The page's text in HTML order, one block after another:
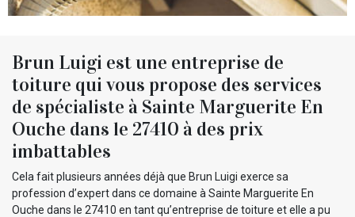
Brun Luigi est une entreprise de
toiture qui vous propose des services
de spécialiste à Sainte Marguerite En
Ouche dans le 27410 à des prix
imbattables
Cela fait plusieurs années déjà que Brun Luigi exerce sa
profession d’expert dans ce domaine à Sainte Marguerite En
Ouche dans le 27410 en tant qu’entreprise de toiture et elle a pu